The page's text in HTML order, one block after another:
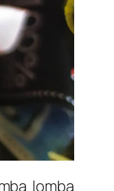
lomba